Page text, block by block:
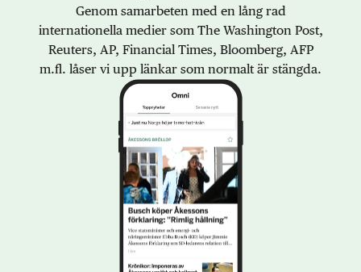
Genom samarbeten med en lång rad
internationella medier som The Washington Post,
Reuters, AP, Financial Times, Bloomberg, AFP
m.fl. låser vi upp länkar som normalt är stängda.